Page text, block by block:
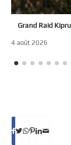
Grand Raid
4 août 2026